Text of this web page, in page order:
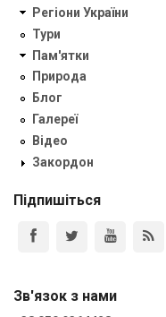
Регіони України
Тури
Пам'ятки
Природа
Блог
Галереї
Відео
Закордон
Підпишіться
Зв'язок з нами